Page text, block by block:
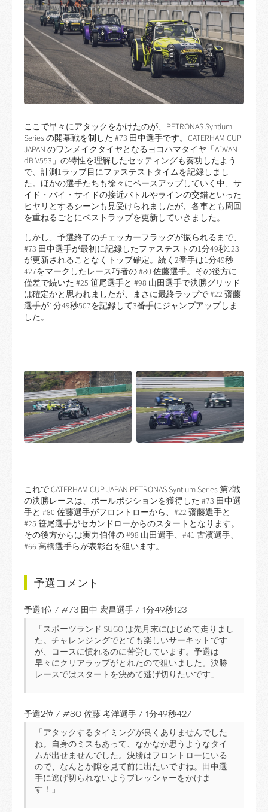
ここで早々にアタックをかけたのが、PETRONAS Syntium
Series の開幕戦を制した #73 田中選手です。CATERHAM CUP
JAPAN のワンメイクタイヤとなるヨコハマタイヤ「ADVAN
dB V553」の特性を理解したセッティングも奏功したよう
で、計測1ラップ目にファステストタイムを記録しまし
た。ほかの選手たちも徐々にペースアップしていく中、サ
イド・バイ・サイドの接近バトルやラインの交錯といった
ヒヤリとするシーンも見受けられましたが、各車とも周回
を重ねるごとにベストラップを更新していきました。
しかし、予選終了のチェッカーフラッグが振られるまで、
#73 田中選手が最初に記録したファステストの1分49秒123
が更新されることなくトップ確定。続く2番手は1分49秒
427をマークしたレース巧者の #80 佐藤選手。その後方に
僅差で続いた #25 笹尾選手と #98 山田選手で決勝グリッド
は確定かと思われましたが、まさに最終ラップで #22 齋藤
選手が1分49秒507を記録して3番手にジャンプアップしま
した。
これで CATERHAM CUP JAPAN PETRONAS Syntium Series 第2戦
の決勝レースは、ポールポジションを獲得した #73 田中選
手と #80 佐藤選手がフロントローから、#22 齋藤選手と
#25 笹尾選手がセカンドローからのスタートとなります。
その後方からは実力伯仲の #98 山田選手、#41 古濱選手、
#66 高橋選手らが表彰台を狙います。
予選コメント
予選1位 / #73 田中 宏昌選手 / 1分49秒123
「スポーツランド SUGO は先月末にはじめて走りまし
た。チャレンジングでとても楽しいサーキットです
が、コースに慣れるのに苦労しています。予選は
早々にクリアラップがとれたので狙いました。決勝
レースではスタートを決めて逃げ切りたいです」
予選2位 / #80 佐藤 考洋選手 / 1分49秒427
「アタックするタイミングが良くありませんでした
ね。自身のミスもあって、なかなか思うようなタイ
ムが出せませんでした。決勝はフロントローにいる
ので、なんとか隙を見て前に出たいですね。田中選
手に逃げ切られないようプレッシャーをかけま
す！」